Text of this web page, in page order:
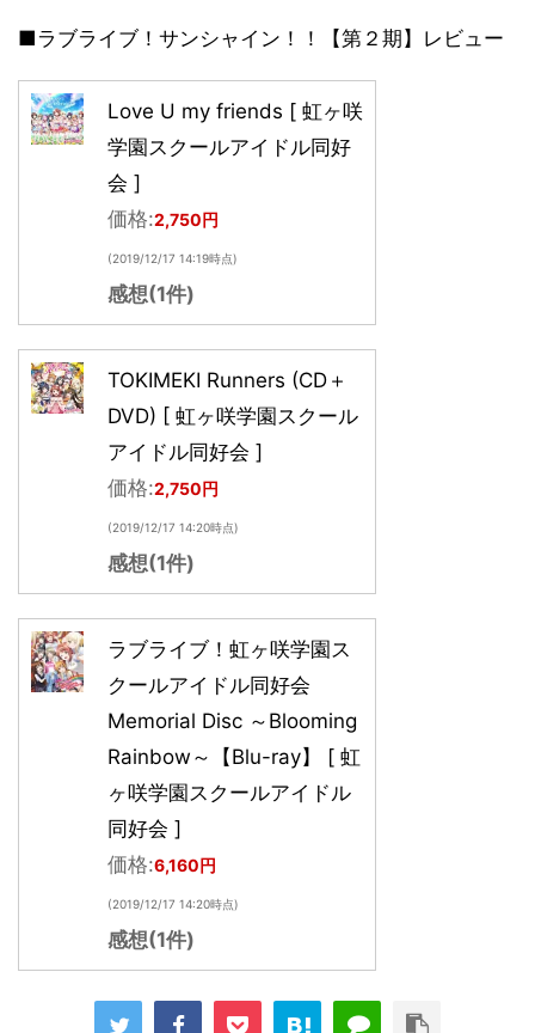
■ラブライブ！サンシャイン！！【第２期】レビュー
Love U my friends [ 虹ヶ咲
学園スクールアイドル同好
会 ]
価格:2,750円
(2019/12/17 14:19時点)
感想(1件)
TOKIMEKI Runners (CD＋
DVD) [ 虹ヶ咲学園スクール
アイドル同好会 ]
価格:2,750円
(2019/12/17 14:20時点)
感想(1件)
ラブライブ！虹ヶ咲学園ス
クールアイドル同好会
Memorial Disc ～Blooming
Rainbow～【Blu-ray】 [ 虹
ヶ咲学園スクールアイドル
同好会 ]
価格:6,160円
(2019/12/17 14:20時点)
感想(1件)